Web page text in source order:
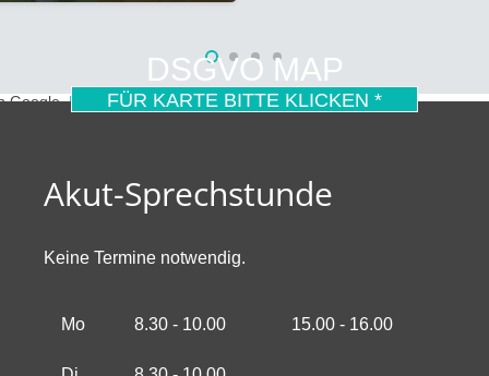
DSGVO MAP
FÜR KARTE BITTE KLICKEN *
Google.Mehr erfahren
Akut-Sprechstunde
Keine Termine notwendig.
Mo 8.30 - 10.00 15.00 - 16.00